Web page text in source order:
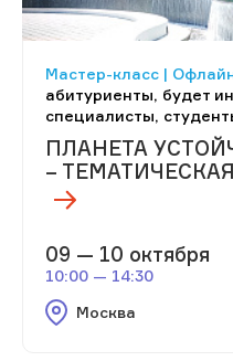
Мастер-класс |
абитуриенты, будет
специалисты,
ПЛАНЕТА
–
09 — 10 октября
10:00 — 14:30
Москва